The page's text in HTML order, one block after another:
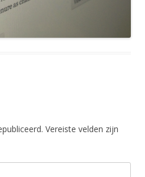
Vereiste velden zijn